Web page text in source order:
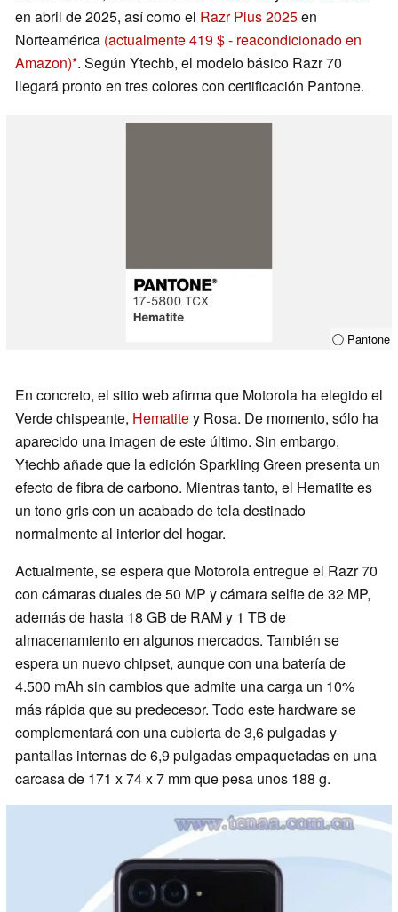
en abril de 2025, así como el Razr Plus 2025en
Norteamérica (actualmente 419 $ - reacondicionado en
Amazon) . Según Ytechb, el modelo básico Razr 70
llegará pronto en tres colores con certificación Pantone.
ⓘ Pantone
En concreto, el sitio web afirma que Motorola ha elegido el
Verde chispeante, Hematitey Rosa. De momento, sólo ha
aparecido una imagen de este último. Sin embargo,
Ytechb añade que la edición Sparkling Green presenta un
efecto de fibra de carbono. Mientras tanto, el Hematite es
un tono gris con un acabado de tela destinado
normalmente al interior del hogar.
Actualmente, se espera que Motorola entregue el Razr 70
con cámaras duales de 50 MP y cámara selfie de 32 MP,
además de hasta 18 GB de RAM y 1 TB de
almacenamiento en algunos mercados. También se
espera un nuevo chipset, aunque con una batería de
4.500 mAh sin cambios que admite una carga un 10%
más rápida que su predecesor. Todo este hardware se
complementará con una cubierta de 3,6 pulgadas y
pantallas internas de 6,9 pulgadas empaquetadas en una
carcasa de 171 x 74 x 7 mm que pesa unos 188 g.